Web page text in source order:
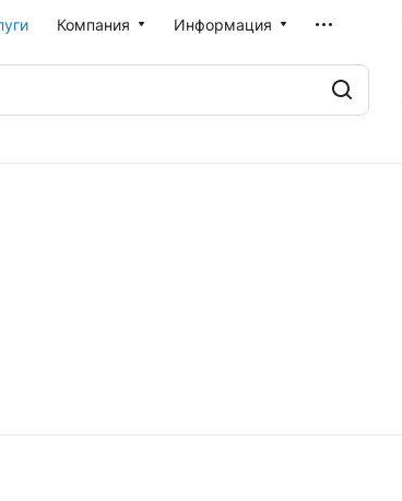
Компания Информация